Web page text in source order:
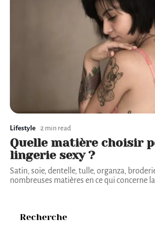
Lifestyle 2 min read
Quelle matière choisir
lingerie sexy ?
Satin, soie, dentelle, tulle, organza,
nombreuses matières en ce qui concerne la
Recherche